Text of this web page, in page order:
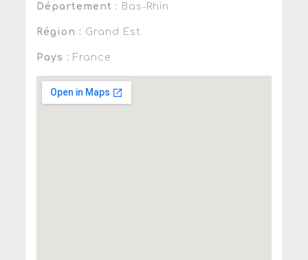
Département : Bas-Rhin
Région : Grand Est
Pays : France